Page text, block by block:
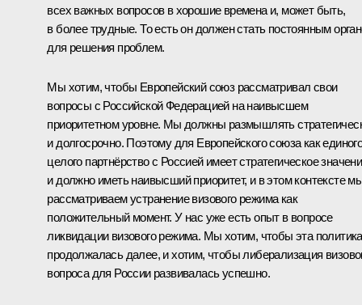
всех важных вопросов в хорошие времена и, может быть,
в более трудные. То есть он должен стать постоянным
для решения проблем.
Мы хотим, чтобы Европейский союз рассматривал свои
вопросы с Российской Федерацией на наивысшем
приоритетном уровне. Мы должны размышлять
и долгосрочно. Поэтому для Европейского союза как
целого партнёрство с Россией имеет стратегическое
и должно иметь наивысший приоритет, и в этом контексте
рассматриваем устранение визового режима как
положительный момент. У нас уже есть опыт в вопросе
ликвидации визового режима. Мы хотим, чтобы эта политика
продолжалась далее, и хотим, чтобы либерализация
вопроса для России развивалась успешно.